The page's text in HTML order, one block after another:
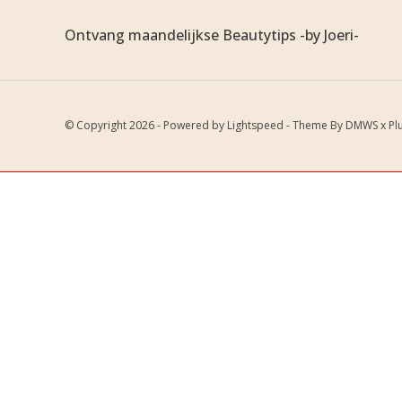
Ontvang maandelijkse Beautytips -by Joeri-
© Copyright 2026 - Powered by Lightspeed - Theme By DMWSx